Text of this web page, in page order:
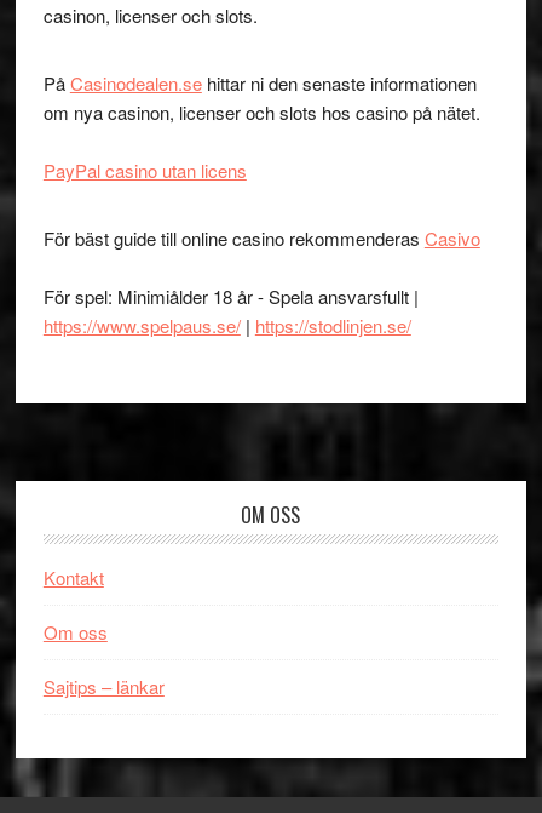
casinon, licenser och slots.
PåCasinodealen.sehittar ni den senaste informationen
om nya casinon, licenser och slots hos casino på nätet.
PayPal casino utan licens
För bäst guide till online casino rekommenderas Casivo
För spel: Minimiålder 18 år - Spela ansvarsfullt |
https://www.spelpaus.se/| https://stodlinjen.se/
OM OSS
Kontakt
Om oss
Sajtips – länkar